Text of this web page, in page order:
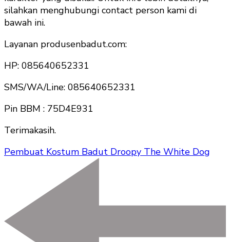
silahkan menghubungi contact person kami di
bawah ini.
Layanan produsenbadut.com:
HP: 085640652331
SMS/WA/Line: 085640652331
Pin BBM : 75D4E931
Terimakasih.
Pembuat Kostum Badut Droopy The White Dog